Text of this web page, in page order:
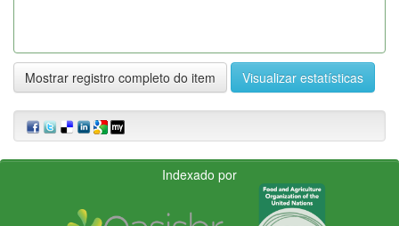
Mostrar registro completo do item Visualizar estatísticas
Indexado por